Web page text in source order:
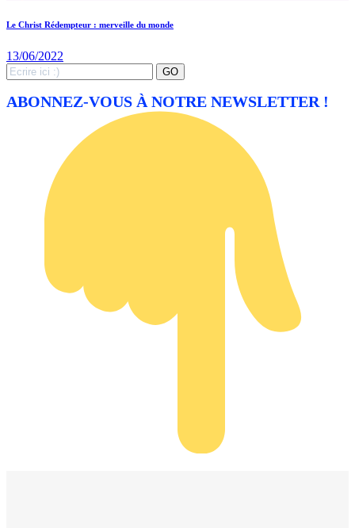
Le Christ Rédempteur : merveille du monde
13/06/2022
Search
for:
GO
ABONNEZ-VOUS À NOTRE NEWSLETTER !